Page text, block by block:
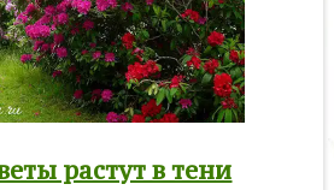
растут в тени